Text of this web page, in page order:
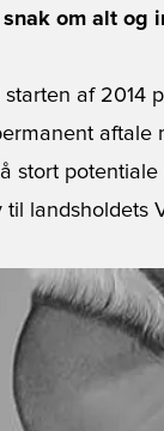
om alt og
af 2014
stort
landsholdets